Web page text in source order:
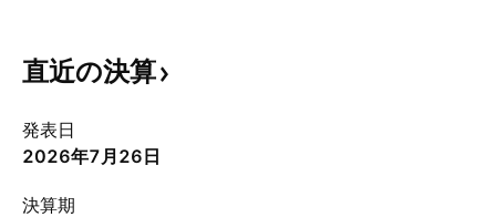
直近の決算
発表日
2026年7月26日
決算期